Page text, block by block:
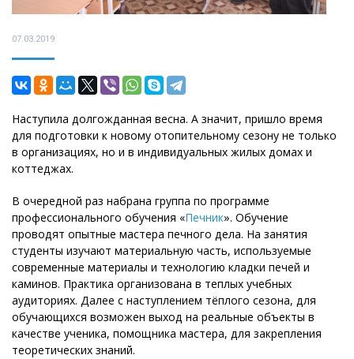
07.03.2019
Наступила долгожданная весна. А значит, пришло время
для подготовки к новому отопительному сезону не только
в организациях, но и в индивидуальных жилых домах и
коттеджах.
В очередной раз набрана группа по программе
профессионального обучения «Печник». Обучение
проводят опытные мастера печного дела. На занятия
студенты изучают материальную часть, используемые
современные материалы и технологию кладки печей и
каминов. Практика организована в теплых учебных
аудиториях. Далее с наступлением тёплого сезона, для
обучающихся возможен выход на реальные объекты в
качестве ученика, помощника мастера, для закрепления
теоретических знаний.